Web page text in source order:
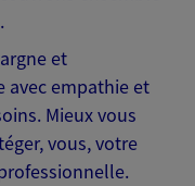
et
avec empathie et
Mieux vous
vous, votre